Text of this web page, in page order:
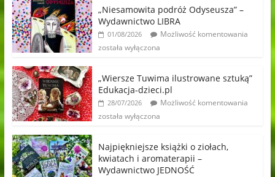
„Niesamowita podróż Odyseusza” –
Wydawnictwo LIBRA
01/08/2026
Możliwość komentowania
została wyłączona
„Wiersze Tuwima ilustrowane sztuką”
Edukacja-dzieci.pl
28/07/2026
Możliwość komentowania
została wyłączona
Najpiękniejsze książki o ziołach,
kwiatach i aromaterapii –
Wydawnictwo JEDNOŚĆ